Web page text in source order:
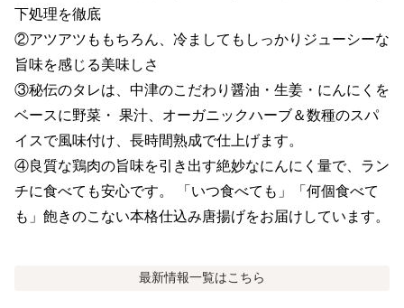
下処理を徹底
②アツアツももちろん、冷ましてもしっかりジューシーな
旨味を感じる美味しさ
③秘伝のタレは、中津のこだわり醤油・生姜・にんにくを
ベースに野菜・ 果汁、オーガニックハーブ＆数種のスパ
イスで風味付け、長時間熟成で仕上げます。
④良質な鶏肉の旨味を引き出す絶妙なにんにく量で、ラン
チに食べても安心です。 「いつ食べても」「何個食べて
も」飽きのこない本格仕込み唐揚げをお届けしています。
最新情報一覧はこちら